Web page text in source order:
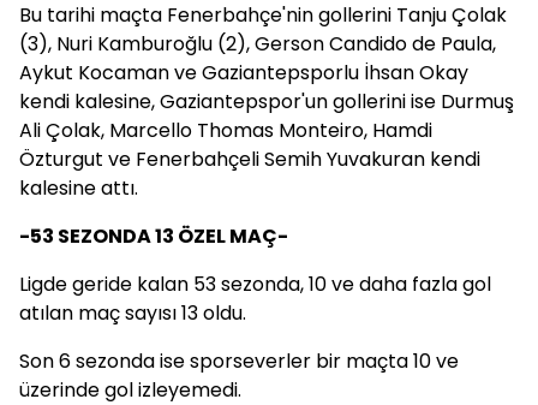
Bu tarihi maçta Fenerbahçe'nin gollerini Tanju Çolak
(3), Nuri Kamburoğlu (2), Gerson Candido de Paula,
Aykut Kocaman ve Gaziantepsporlu İhsan Okay
kendi kalesine, Gaziantepspor'un gollerini ise Durmuş
Ali Çolak, Marcello Thomas Monteiro, Hamdi
Özturgut ve Fenerbahçeli Semih Yuvakuran kendi
kalesine attı.
-53 SEZONDA 13 ÖZEL MAÇ-
Ligde geride kalan 53 sezonda, 10 ve daha fazla gol
atılan maç sayısı 13 oldu.
Son 6 sezonda ise sporseverler bir maçta 10 ve
üzerinde gol izleyemedi.